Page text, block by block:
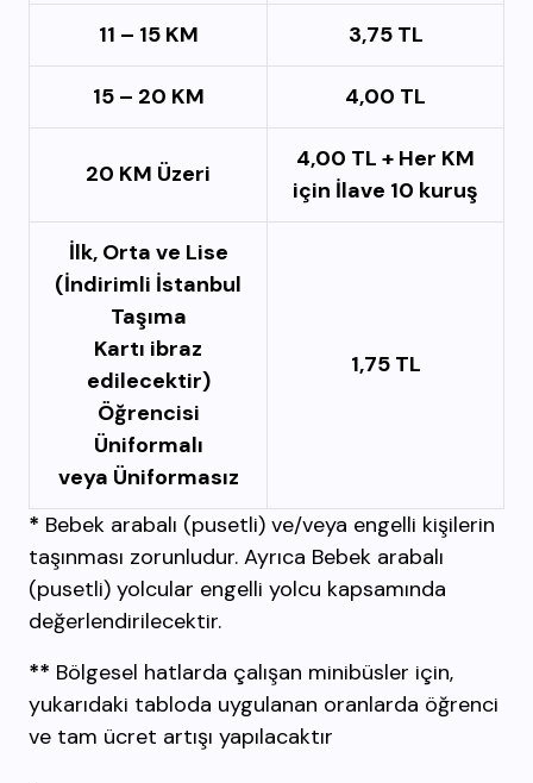
11 – 15 KM 3,75 TL
15 – 20 KM 4,00 TL
20 KM Üzeri
4,00 TL + Her KM
için İlave 10 kuruş
İlk, Orta ve Lise
(İndirimli İstanbul
Taşıma
Kartı ibraz
edilecektir)
Öğrencisi
Üniformalı
veya Üniformasız
1,75 TL
* Bebek arabalı (pusetli) ve/veya engelli kişilerin
taşınması zorunludur. Ayrıca Bebek arabalı
(pusetli) yolcular engelli yolcu kapsamında
değerlendirilecektir.
** Bölgesel hatlarda çalışan minibüsler için,
yukarıdaki tabloda uygulanan oranlarda öğrenci
ve tam ücret artışı yapılacaktır